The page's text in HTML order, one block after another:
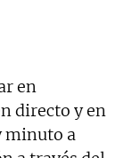
en
directo y en
minuto a